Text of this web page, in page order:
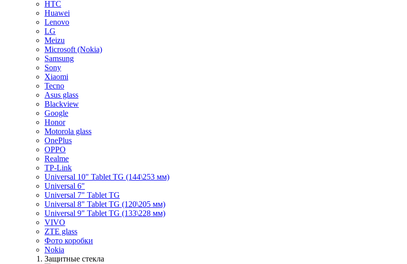
HTC
Huawei
Lenovo
LG
Meizu
Microsoft (Nokia)
Samsung
Sony
Xiaomi
Tecno
Asus glass
Blackview
Google
Honor
Motorola glass
OnePlus
OPPO
Realme
TP-Link
Universal 10" Tablet TG (144\253 мм)
Universal 6"
Universal 7" Tablet TG
Universal 8" Tablet TG (120\205 мм)
Universal 9" Tablet TG (133\228 мм)
VIVO
ZTE glass
Фото коробки
Nokia
Защитные стекла